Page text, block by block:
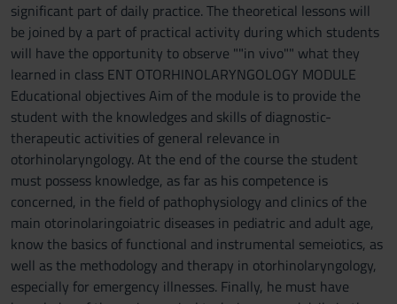
significant part of daily practice. The theoretical lessons will
be joined by a part of practical activity during which students
will have the opportunity to observe ""in vivo"" what they
learned in class ENT OTORHINOLARYNGOLOGY MODULE
Educational objectives Aim of the module is to provide the
student with the knowledges and skills of diagnostic-
therapeutic activities of general relevance in
otorhinolaryngology. At the end of the course the student
must possess knowledge, as far as his competence is
concerned, in the field of pathophysiology and clinics of the
main otorinolaringoiatric diseases in pediatric and adult age,
know the basics of functional and instrumental semeiotics, as
well as the methodology and therapy in otorhinolaryngology,
especially for emergency illnesses. Finally, he must have